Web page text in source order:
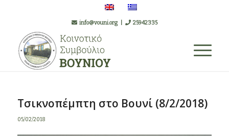
info@vouni.org| 25942335
Τσικνοπέμπτη στο Βουνί (8/2/2018)
05/02/2018